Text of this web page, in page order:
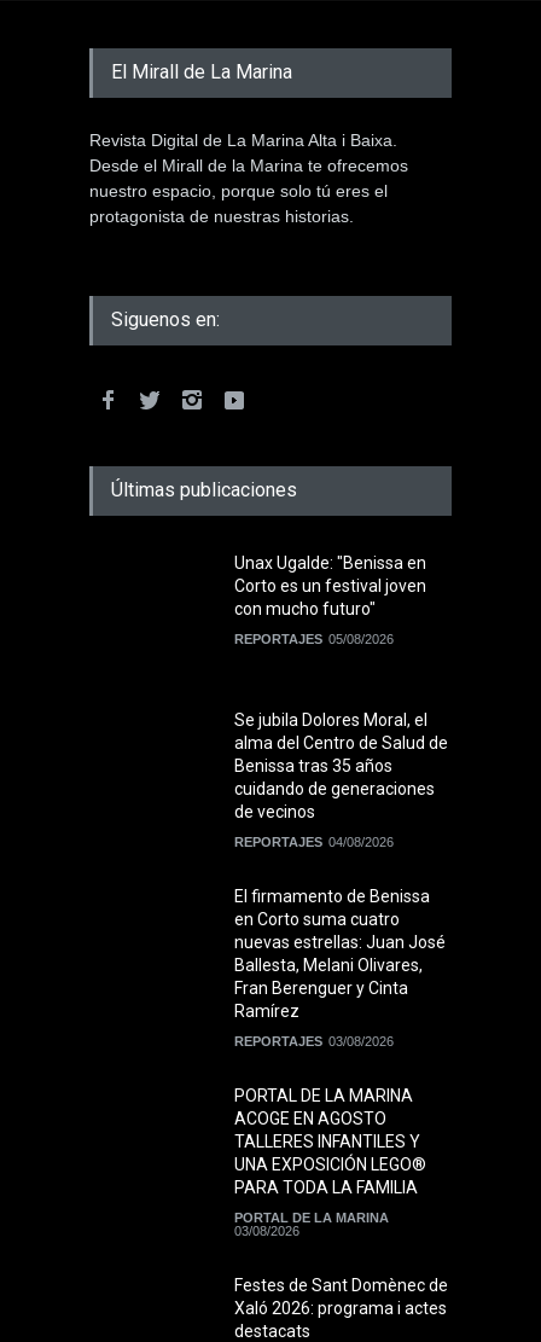
El Mirall de La Marina
Revista Digital de La Marina Alta i Baixa.
Desde el Mirall de la Marina te ofrecemos
nuestro espacio, porque solo tú eres el
protagonista de nuestras historias.
Siguenos en:
Últimas publicaciones
Unax Ugalde: "Benissa en
Corto es un festival joven
con mucho futuro"
REPORTAJES 05/08/2026
Se jubila Dolores Moral, el
alma del Centro de Salud de
Benissa tras 35 años
cuidando de generaciones
de vecinos
REPORTAJES 04/08/2026
El firmamento de Benissa
en Corto suma cuatro
nuevas estrellas: Juan José
Ballesta, Melani Olivares,
Fran Berenguer y Cinta
Ramírez
REPORTAJES 03/08/2026
PORTAL DE LA MARINA
ACOGE EN AGOSTO
TALLERES INFANTILES Y
UNA EXPOSICIÓN LEGO®
PARA TODA LA FAMILIA
PORTAL DE LA MARINA
03/08/2026
Festes de Sant Domènec de
Xaló 2026: programa i actes
destacats